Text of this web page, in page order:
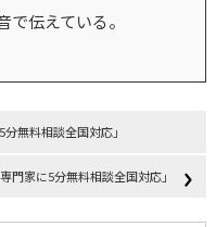
伝えている。
無料相談全国対応」
門家に5分無料相談全国対応」